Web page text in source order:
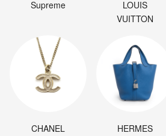
Supreme
LOUIS
VUITTON
CHANEL HERMES